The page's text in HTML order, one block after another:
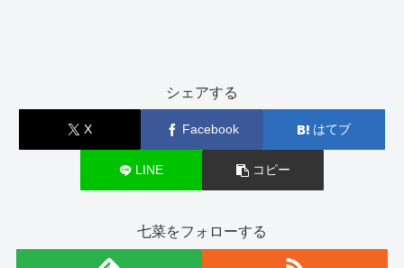
シェアする
X Facebook はてブ
LINE コピー
七菜をフォローする